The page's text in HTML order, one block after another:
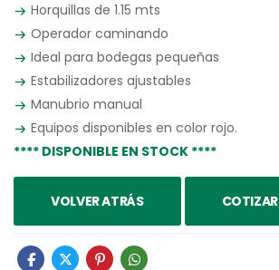
Horquillas de 1.15 mts
Operador caminando
Ideal para bodegas pequeñas
Estabilizadores ajustables
Manubrio manual
Equipos disponibles en color rojo.
**** DISPONIBLE EN STOCK ****
VOLVER ATRÁS COTIZAR